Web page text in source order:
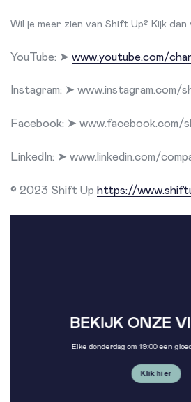
Wil je meer zien van Shift Up? Kijk
YouTube: ➤ www.youtube.com/
Instagram: ➤ www.instagram.com/
Facebook: ➤ www.facebook.com/
LinkedIn: ➤ www.linkedin.com/
© 2023 Shift Up https://
BEKIJK ONZE
Elke donderdag om 19:00 een
Klik hier